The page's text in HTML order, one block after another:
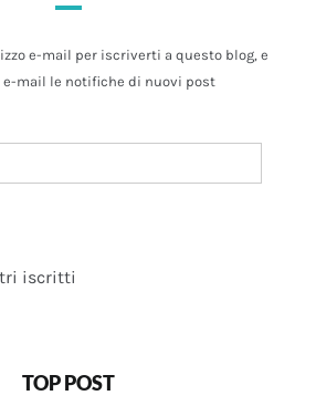
e-mail per iscriverti a questo blog, e
e-mail le notifiche di nuovi post
iscritti
TOP POST